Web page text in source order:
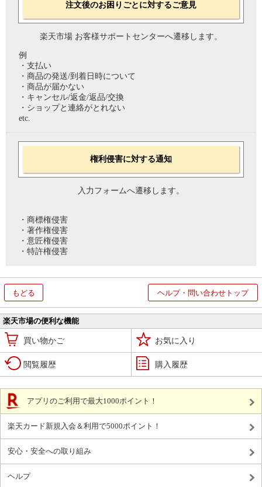
注文後のお困りごとに対するご意見
楽天市場 お客様サポートセンターへ遷移します。
例
・支払い
・商品の発送/到着日時について
・商品が届かない
・キャンセル/返金/返品/交換
・ショップと連絡がとれない
etc.
権利侵害に対する通知
入力フォームへ遷移します。
・商標権侵害
・著作権侵害
・意匠権侵害
・特許権侵害
もどる ヘルプ・問い合わせトップ
楽天市場の便利な機能
買い物かご お気に入り
閲覧履歴 購入履歴
アプリのご利用で最大1000ポイント！
楽天カード新規入会＆利用で5000ポイント！
安心・安全への取り組み
ヘルプ